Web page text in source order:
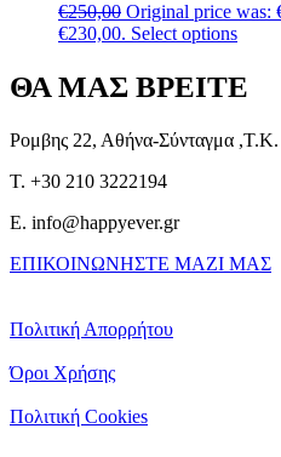
€250,00 Original price was:
€230,00. Select options
ΘΑ ΜΑΣ ΒΡΕΙΤΕ
Ρομβης 22, Αθήνα-Σύνταγμα ,Τ.Κ.
T. +30 210 3222194
E. info@happyever.gr
ΕΠΙΚΟΙΝΩΝΗΣΤΕ ΜΑΖΙ ΜΑΣ
Πολιτική Απορρήτου
Όροι Χρήσης
Πολιτική Cookies